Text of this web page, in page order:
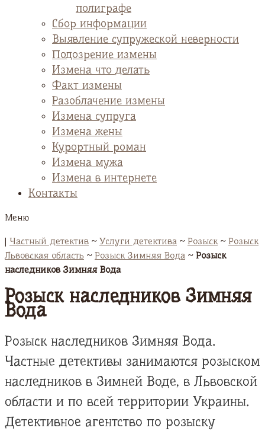
полиграфе
Сбор информации
Выявление супружеской неверности
Подозрение измены
Измена что делать
Факт измены
Разоблачение измены
Измена супруга
Измена жены
Курортный роман
Измена мужа
Измена в интернете
Контакты
Меню
| Частный детектив ~ Услуги детектива ~ Розыск~ Розыск
Львовская область ~ Розыск Зимняя Вода ~ Розыск
наследников Зимняя Вода
Розыск наследников Зимняя
Вода
Розыск наследников Зимняя Вода.
Частные детективы занимаются розыском
наследников в Зимней Воде, в Львовской
области и по всей территории Украины.
Детективное агентство по розыску